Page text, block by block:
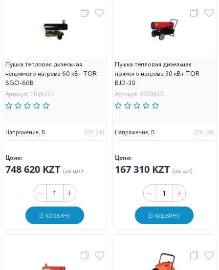
Пушка тепловая дизельная
непрямого нагрева 60 кВт TOR
BGO-60B
Артикул: 1026727
Напряжение, В 220-240
Цена:
748 620 KZT (за шт)
В корзину
Пушка тепловая дизельная
прямого нагрева 30 кВт TOR
BJD-30
Артикул: 1020610
Напряжение, В 220-240
Цена:
167 310 KZT (за шт)
В корзину